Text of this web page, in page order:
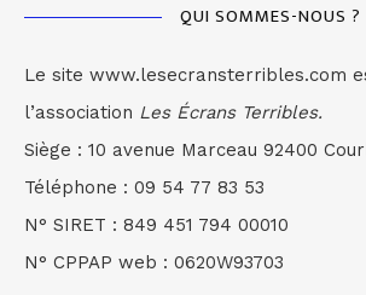
QUI SOMMES-NOUS ?
Le site www.lesecransterribles.com
l’association Les Écrans Terribles.
Siège : 10 avenue Marceau 92400
Téléphone : 09 54 77 83 53
N° SIRET : 849 451 794 00010
N° CPPAP web : 0620W93703